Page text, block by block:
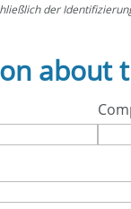
der
about